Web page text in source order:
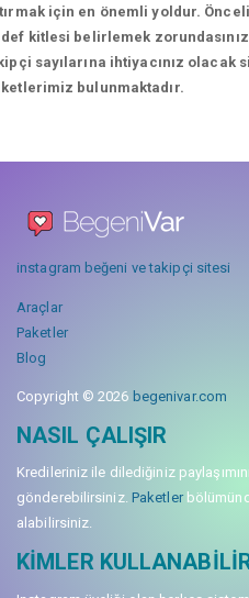
için en önemli yoldur.
kitlesi belirlemek
sayılarına ihtiyacınız
bulunmaktadır.
instagram beğeni ve takipçi sitesi
Araçlar
Paketler
Blog
Copyright © 2026 begenivar.com
NASIL ÇALIŞIR
Kredileriniz ile dilediğiniz
gönderebilirsiniz. Paketler
alabilirsiniz.
KIMLER